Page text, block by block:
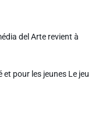
del Arte revient à
et pour les jeunes Le jeu